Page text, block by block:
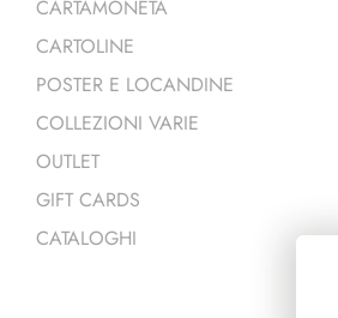
CARTAMONETA
CARTOLINE
POSTER E LOCANDINE
COLLEZIONI VARIE
OUTLET
GIFT CARDS
CATALOGHI